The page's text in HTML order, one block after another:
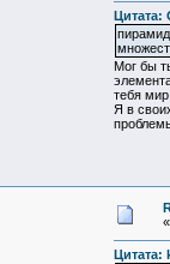
Цитата:
Мог бы
тебя
Я в
«
Цитата: